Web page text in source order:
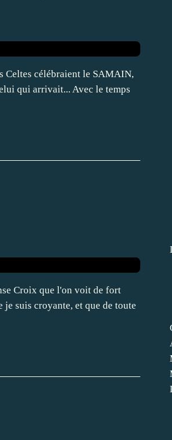
Celtes célébraient le SAMAIN,
qui arrivait... Avec le temps
Croix que l'on voit de fort
suis croyante, et que de toute